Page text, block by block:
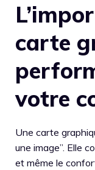
carte
votre
Une carte
une image”. Elle
et même le